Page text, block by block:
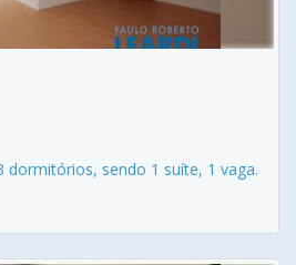
dormitórios, sendo 1 suíte, 1 vaga.